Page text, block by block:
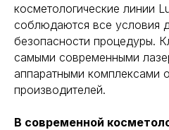
косметологические линии
соблюдаются все условия
безопасности процедуры.
самыми современными
аппаратными комплексами
производителей.
В современной